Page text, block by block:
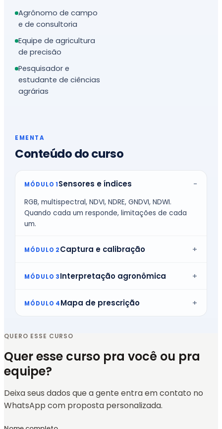
Agrônomo de campo
e de consultoria
Equipe de agricultura
de precisão
Pesquisador e
estudante de ciências
agrárias
EMENTA
Conteúdo do curso
MÓDULO 1Sensores e índices
RGB, multispectral, NDVI, NDRE, GNDVI, NDWI.
Quando cada um responde, limitações de cada
um.
MÓDULO 2Captura e calibração
MÓDULO 3Interpretação agronômica
MÓDULO 4Mapa de prescrição
QUERO ESSE CURSO
Quer esse curso pra você ou pra
equipe?
Deixa seus dados que a gente entra em contato no
WhatsApp com proposta personalizada.